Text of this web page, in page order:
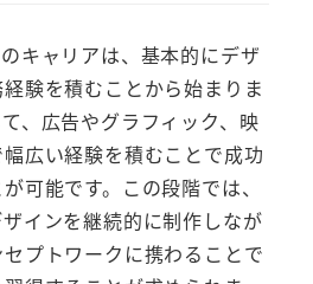
キャリアは、基本的にデザ
験を積むことから始まりま
、広告やグラフィック、映
広い経験を積むことで成功
可能です。この段階では、
インを継続的に制作しなが
プトワークに携わることで